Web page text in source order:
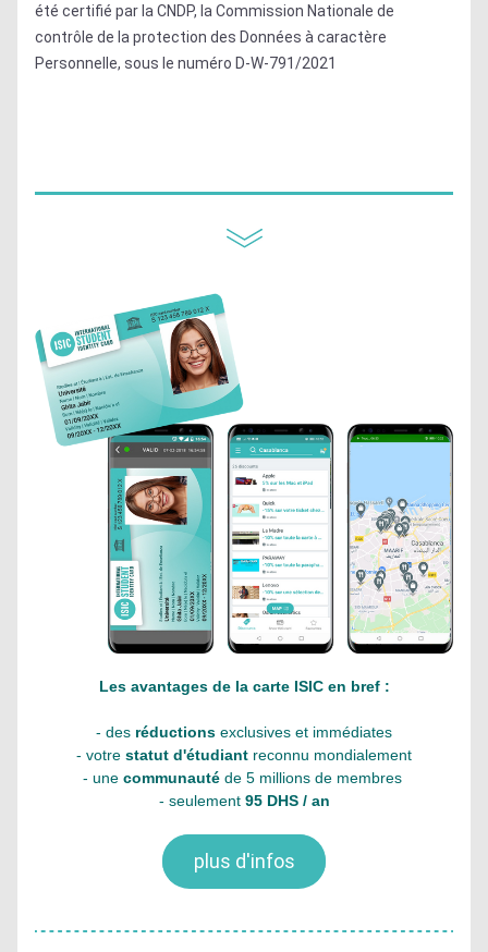
été certifié par la CNDP, la Commission Nationale de
contrôle de la protection des Données à caractère
Personnelle, sous le numéro D-W-791/2021
Les avantages de la carte ISIC en bref :
- des réductions exclusives et immédiates
- votre statut d'étudiant reconnu mondialement
- une communauté de 5 millions de membres
- seulement 95 DHS / an
plus d'infos